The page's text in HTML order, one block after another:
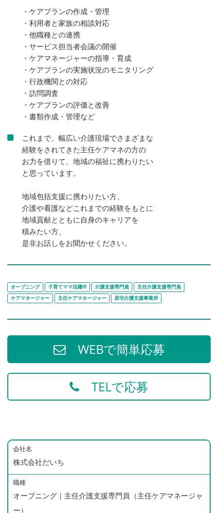
・ケアプランの作成・管理
・利用者と家族の相談対応
・他職種との連携
・サービス担当者会議の開催
・ケアマネージャーの指導・育成
・ケアプランの実施状況のモニタリング
・行政機関との対応
・訪問調査
・ケアプランの評価と改善
・書類作成・管理など
これまで、幅広い介護現場でさまざまな
経験をされてきた主任ケアマネの方の
お力を借りて、地域の福祉に携わりたい
と思っています。
地域包括支援に携わりたい方、
介護や看護などこれまでの経験をもとに
地域貢献とともに自身のキャリアを
積みたい方、
是非お話しをお聞かせください。
オープニング 子育てママ活躍中 介護支援専門員
主任介護支援専門員
ケアマネージャー
主任ケアマネージャー 居宅介護支援事業所
WEBで簡単応募
TELで応募
会社名
株式会社だいち
職種
オープニング｜主任介護支援専門員（主任ケアマネージャ
ー）